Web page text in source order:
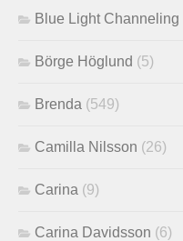
Blue Light Channeling
Börge Höglund (5)
Brenda (549)
Camilla Nilsson (26)
Carina (9)
Carina Davidsson (6)